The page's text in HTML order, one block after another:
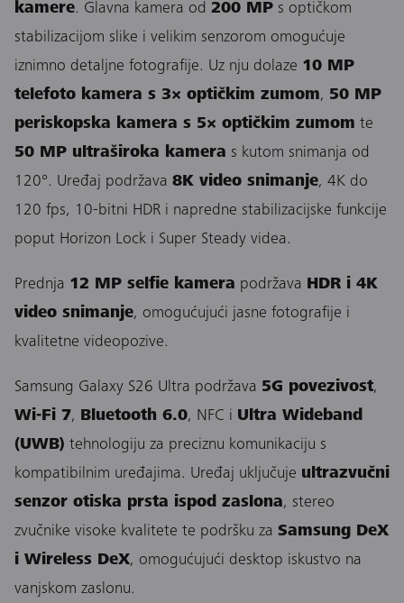
kamere. Glavna kamera od 200 MP s optičkom
stabilizacijom slike i velikim senzorom omogućuje
iznimno detaljne fotografije. Uz nju dolaze 10 MP
telefoto kamera s 3× optičkim zumom, 50 MP
periskopska kamera s 5× optičkim zumom te
50 MP ultraširoka kamera s kutom snimanja od
120°. Uređaj podržava 8K video snimanje, 4K do
120 fps, 10-bitni HDR i napredne stabilizacijske funkcije
poput Horizon Lock i Super Steady videa.
Prednja 12 MP selfie kamera podržava HDR i 4K
video snimanje, omogućujući jasne fotografije i
kvalitetne videopozive.
Samsung Galaxy S26 Ultra podržava 5G povezivost,
Wi-Fi 7, Bluetooth 6.0, NFC i Ultra Wideband
(UWB) tehnologiju za preciznu komunikaciju s
kompatibilnim uređajima. Uređaj uključuje ultrazvučni
senzor otiska prsta ispod zaslona, stereo
zvučnike visoke kvalitete te podršku za Samsung DeX
i Wireless DeX, omogućujući desktop iskustvo na
vanjskom zaslonu.